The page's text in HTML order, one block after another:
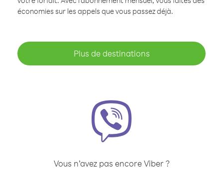
économies sur les appels que vous passez déjà.
Plus de destinations
Vous n’avez pas encore Viber ?